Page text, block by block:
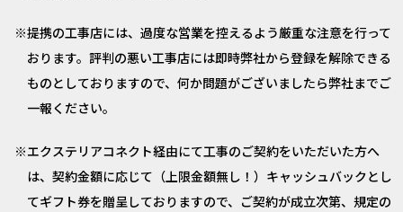
提携の工事店には、過度な営業を控えるよう厳重な注意を行って
おります。評判の悪い工事店には即時弊社から登録を解除できる
ものとしておりますので、何か問題がございましたら弊社までご
一報ください。
エクステリアコネクト経由にて工事のご契約をいただいた方へ
は、契約金額に応じて（上限金額無し！）キャッシュバックとし
てギフト券を贈呈しておりますので、ご契約が成立次第、規定の